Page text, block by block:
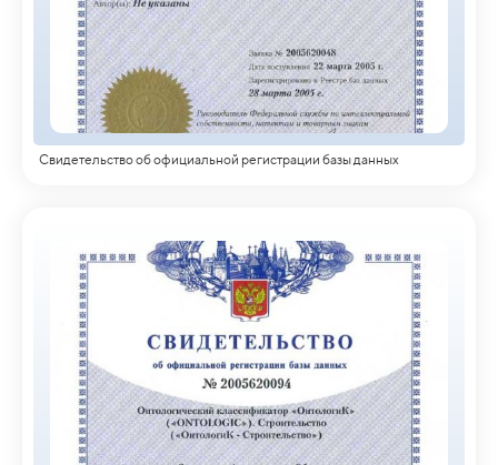
Свидетельство об официальной регистрации базы данных